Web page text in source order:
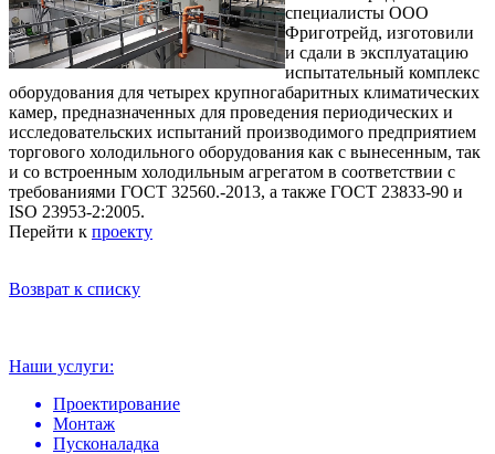
специалисты ООО
Фриготрейд, изготовили
и сдали в эксплуатацию
испытательный комплекс
оборудования для четырех крупногабаритных климатических
камер, предназначенных для проведения периодических и
исследовательских испытаний производимого предприятием
торгового холодильного оборудования как с вынесенным, так
и со встроенным холодильным агрегатом в соответствии с
требованиями ГОСТ 32560.-2013, а также ГОСТ 23833-90 и
ISO 23953-2:2005.
Перейти к проекту
Возврат к списку
Наши услуги:
Проектирование
Монтаж
Пусконаладка